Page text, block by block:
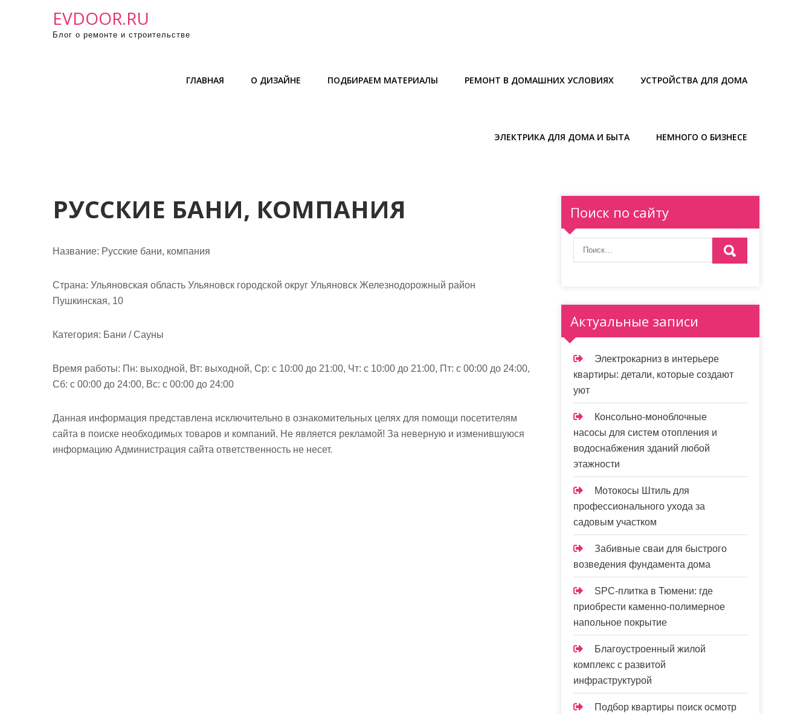
EVDOOR.RU
Блог о ремонте и строительстве
ГЛАВНАЯ О ДИЗАЙНЕ ПОДБИРАЕМ МАТЕРИАЛЫ РЕМОНТ В ДОМАШНИХ УСЛОВИЯХ УСТРОЙСТВА ДЛЯ ДОМА
ЭЛЕКТРИКА ДЛЯ ДОМА И БЫТА НЕМНОГО О БИЗНЕСЕ
РУССКИЕ БАНИ, КОМПАНИЯ
Название: Русские бани, компания
Страна: Ульяновская область Ульяновск городской округ Ульяновск Железнодорожный район
Пушкинская, 10
Категория: Бани / Сауны
Время работы: Пн: выходной, Вт: выходной, Ср: с 10:00 до 21:00, Чт: с 10:00 до 21:00, Пт: с 00:00 до 24:00,
Сб: с 00:00 до 24:00, Вс: с 00:00 до 24:00
Данная информация представлена исключительно в ознакомительных целях для помощи посетителям
сайта в поиске необходимых товаров и компаний. Не является рекламой! За неверную и изменившуюся
информацию Администрация сайта ответственность не несет.
Поиск по сайту
Актуальные записи
Электрокарниз в интерьере
квартиры: детали, которые создают
уют
Консольно-моноблочные
насосы для систем отопления и
водоснабжения зданий любой
этажности
Мотокосы Штиль для
профессионального ухода за
садовым участком
Забивные сваи для быстрого
возведения фундамента дома
SPC-плитка в Тюмени: где
приобрести каменно-полимерное
напольное покрытие
Благоустроенный жилой
комплекс с развитой
инфраструктурой
Подбор квартиры поиск осмотр